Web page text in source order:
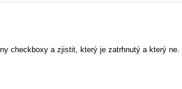
checkboxy a zjistit, který je zatrhnutý a který